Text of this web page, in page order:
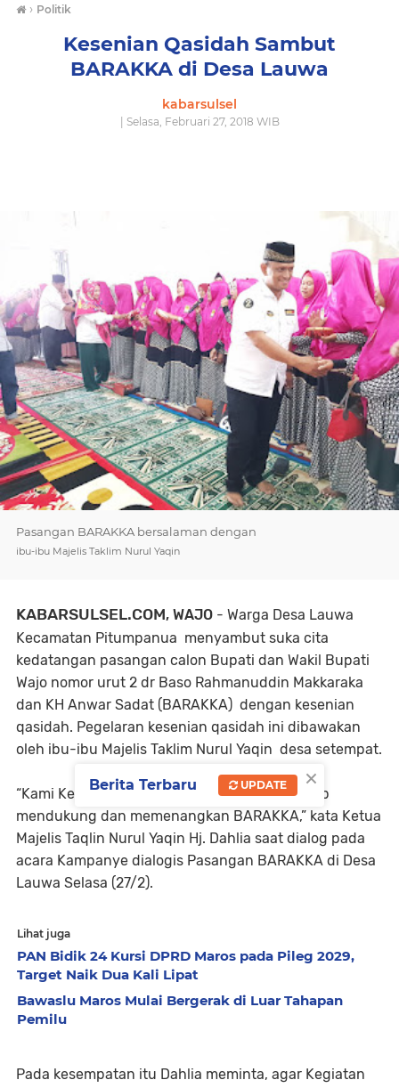
› Politik
Kesenian Qasidah Sambut
BARAKKA di Desa Lauwa
kabarsulsel
| Selasa, Februari 27, 2018 WIB
Pasangan BARAKKA bersalaman dengan
ibu-ibu Majelis Taklim Nurul Yaqin
KABARSULSEL.COM, WAJO - Warga Desa Lauwa
Kecamatan Pitumpanua menyambut suka cita
kedatangan pasangan calon Bupati dan Wakil Bupati
Wajo nomor urut 2 dr Baso Rahmanuddin Makkaraka
dan KH Anwar Sadat (BARAKKA) dengan kesenian
qasidah. Pegelaran kesenian qasidah ini dibawakan
oleh ibu-ibu Majelis Taklim Nurul Yaqin desa setempat.
“Kami Kelompok majelis Taklim Nurul Yaqin siap
mendukung dan memenangkan BARAKKA,” kata Ketua
Majelis Taqlin Nurul Yaqin Hj. Dahlia saat dialog pada
acara Kampanye dialogis Pasangan BARAKKA di Desa
Lauwa Selasa (27/2).
Lihat juga
PAN Bidik 24 Kursi DPRD Maros pada Pileg 2029,
Target Naik Dua Kali Lipat
Bawaslu Maros Mulai Bergerak di Luar Tahapan
Pemilu
Pada kesempatan itu Dahlia meminta, agar Kegiatan
×
Berita Terbaru UPDATE